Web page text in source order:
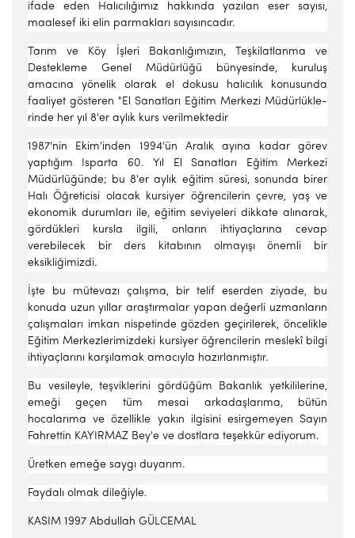
ifade eden Halıcılığımız hakkında yazılan eser sayısı,
maalesef iki elin parmakları sayısıncadır.
Tarım ve Köy İşleri Bakanlığımızın, Teşkilatlanma ve
Destekleme Ge­nel Müdürlüğü bünyesinde, kuruluş
amacına yönelik olarak el dokusu halıcı­lık konusunda
faaliyet gösteren "El Sanatları Eğitim Merkezi Müdürlükle­
rinde her yıl 8'er aylık kurs verilmektedir
1987'nin Ekim'inden 1994'ün Aralık ayına kadar görev
yaptığım Is­parta 60. Yıl El Sanatları Eğitim Merkezi
Müdürlüğünde; bu 8'er aylık eğitim süresi, sonunda birer
Halı Öğreticisi olacak kursiyer öğrencilerin çevre, yaş ve
ekonomik durumları ile, eğitim seviyeleri dikkate alınarak,
gördükleri kursla ilgili, onların ihtiyaçlarına cevap
verebilecek bir ders kitabının olmayışı önemli bir
eksikliğimizdi.
İşte bu mütevazı çalışma, bir telif eserden ziyade, bu
konuda uzun yıllar araştırmalar yapan değerli uzmanların
çalışmaları imkan nispetinde gözden geçirilerek, öncelikle
Eğitim Merkezlerimizdeki kursiyer öğrencilerin meslekî bilgi
ihtiyaçlarını karşılamak amacıyla hazırlanmıştır.
Bu vesileyle, teşviklerini gördüğüm Bakanlık yetkililerine,
emeği geçen tüm mesai arkadaşlarıma, bütün
hocalarıma ve özellikle yakın ilgisini esir­gemeyen Sayın
Fahrettin KAYIRMAZ Bey'e ve dostlara teşekkür ediyorum.
Üretken emeğe saygı duyarım.
Faydalı olmak dileğiyle.
KASIM 1997 Abdullah GÜLCEMAL